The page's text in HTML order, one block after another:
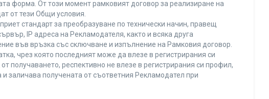
форма. От този момент рамковият договор за реализиране на
от тези Общи условия.
стандарт за преобразуване по технически начин, правещ
IP адреса на Рекламодателя, както и всяка друга
във връзка със сключване и изпълнение на Рамковия договор.
чрез която последният може да влезе в регистрирания си
получаването, респективно не влезе в регистрирания си профил,
заличава получената от съответния Рекламодател при